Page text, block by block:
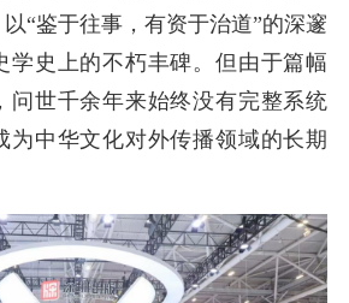
“鉴于往事，有资于治道”的深邃
学史上的不朽丰碑。但由于篇幅
问世千余年来始终没有完整系统
为中华文化对外传播领域的长期